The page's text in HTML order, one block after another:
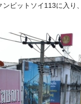
ビットソイ113に入り